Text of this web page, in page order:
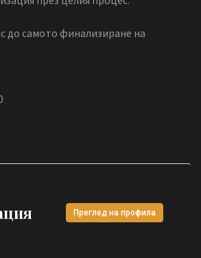
до самото финализиране на
Преглед на профила